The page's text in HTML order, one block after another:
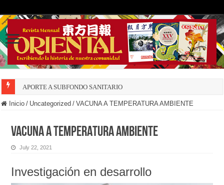
APORTE A SUBFONDO SANITARIO
Inicio / Uncategorized / VACUNA A TEMPERATURA AMBIENTE
VACUNA A TEMPERATURA AMBIENTE
July 22, 2021
Investigación en desarrollo